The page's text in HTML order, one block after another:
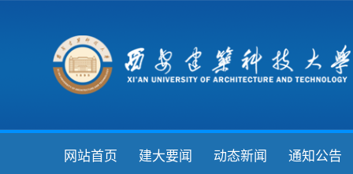
网站首页 建大要闻 动态新闻 通知公告